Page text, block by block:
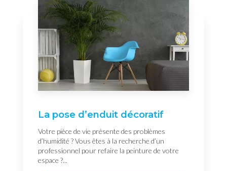
La pose d’enduit décoratif
Votre pièce de vie présente des problèmes
d’humidité ? Vous êtes à la recherche d’un
professionnel pour refaire la peinture de votre
espace ?...